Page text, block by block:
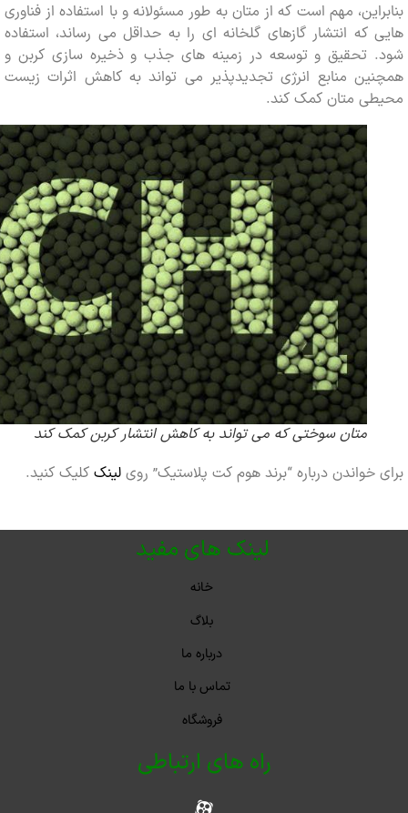
مهم است که از متان به طور مسئولانه و با استفاده از فناوری
که انتشار گازهای گلخانه ای را به حداقل می رساند، استفاده
تحقیق و توسعه در زمینه های جذب و ذخیره سازی کربن و
منابع انرژی تجدیدپذیر می تواند به کاهش اثرات زیست
متان کمک کند.
متان سوختی که می تواند به کاهش انتشار کربن کمک کند
درباره “برند هوم کت پلاستیک” رویلینک کلیک کنید.
لینک های مفید
درباره ما
تماس با ما
فروشگاه
راه های ارتباطی